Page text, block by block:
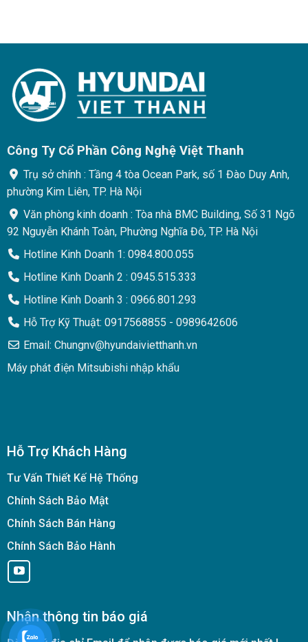
Công Ty Cổ Phần Công Nghệ Việt Thanh
Trụ sở chính : Tầng 4 tòa Ocean Park, số 1 Đào Duy Anh,
phường Kim Liên, TP. Hà Nội
Văn phòng kinh doanh : Tòa nhà BMC Building, Số 31 Ngõ
92 Nguyễn Khánh Toàn, Phường Nghĩa Đô, TP. Hà Nội
Hotline Kinh Doanh 1: 0984.800.055
Hotline Kinh Doanh 2 : 0945.515.333
Hotline Kinh Doanh 3 : 0966.801.293
Hỗ Trợ Kỹ Thuật: 0917568855 - 0989642606
Email: Chungnv@hyundaivietthanh.vn
Máy phát điện Mitsubishi nhập khẩu
Hỗ Trợ Khách Hàng
Tư Vấn Thiết Kế Hệ Thống
Chính Sách Bảo Mật
Chính Sách Bán Hàng
Chính Sách Bảo Hành
Nhận thông tin báo giá